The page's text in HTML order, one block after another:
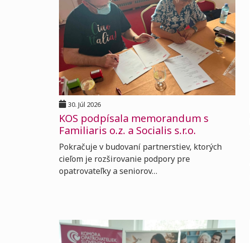
30. Júl 2026
KOS podpísala memorandum s
Familiaris o.z. a Socialis s.r.o.
Pokračuje v budovaní partnerstiev, ktorých
cieľom je rozširovanie podpory pre
opatrovateľky a seniorov…